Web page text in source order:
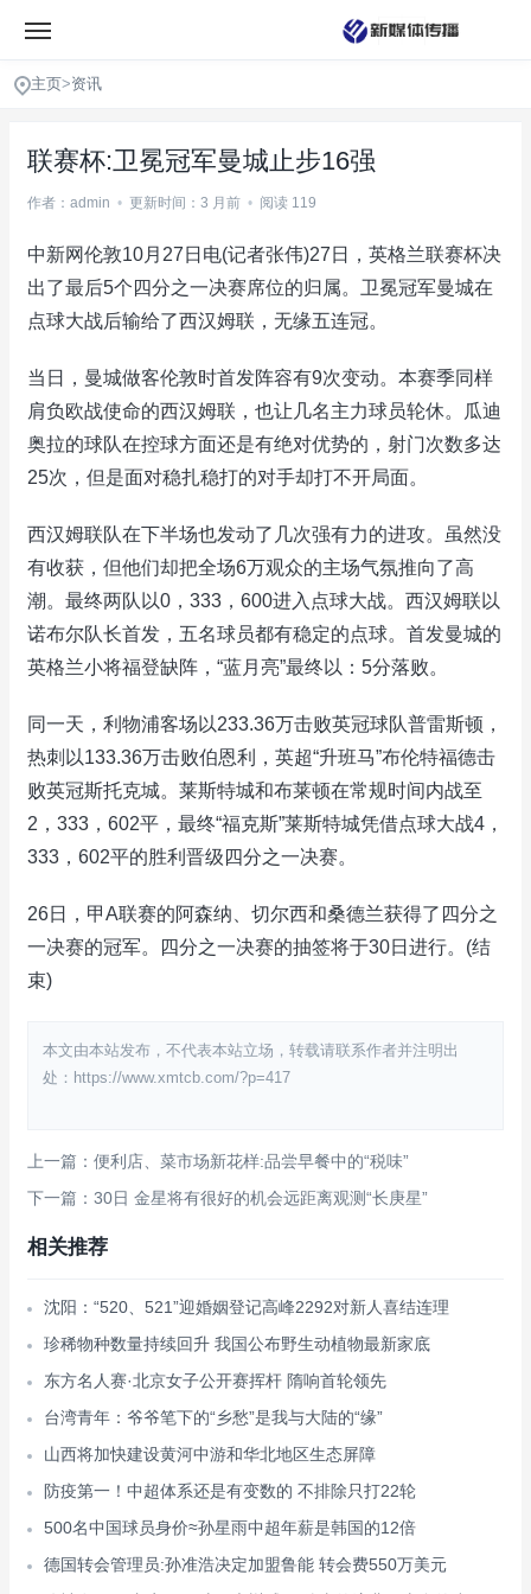
主页>资讯
联赛杯:卫冕冠军曼城止步16强
作者：admin • 更新时间：3 月前 • 阅读 119
中新网伦敦10月27日电(记者张伟)27日，英格兰联赛杯决
出了最后5个四分之一决赛席位的归属。卫冕冠军曼城在
点球大战后输给了西汉姆联，无缘五连冠。
当日，曼城做客伦敦时首发阵容有9次变动。本赛季同样
肩负欧战使命的西汉姆联，也让几名主力球员轮休。瓜迪
奥拉的球队在控球方面还是有绝对优势的，射门次数多达
25次，但是面对稳扎稳打的对手却打不开局面。
西汉姆联队在下半场也发动了几次强有力的进攻。虽然没
有收获，但他们却把全场6万观众的主场气氛推向了高
潮。最终两队以0，333，600进入点球大战。西汉姆联以
诺布尔队长首发，五名球员都有稳定的点球。首发曼城的
英格兰小将福登缺阵，“蓝月亮”最终以：5分落败。
同一天，利物浦客场以233.36万击败英冠球队普雷斯顿，
热刺以133.36万击败伯恩利，英超“升班马”布伦特福德击
败英冠斯托克城。莱斯特城和布莱顿在常规时间内战至
2，333，602平，最终“福克斯”莱斯特城凭借点球大战4，
333，602平的胜利晋级四分之一决赛。
26日，甲A联赛的阿森纳、切尔西和桑德兰获得了四分之
一决赛的冠军。四分之一决赛的抽签将于30日进行。(结
束)
本文由本站发布，不代表本站立场，转载请联系作者并注明出
处：https://www.xmtcb.com/?p=417
上一篇：便利店、菜市场新花样:品尝早餐中的“税味”
下一篇：30日 金星将有很好的机会远距离观测“长庚星”
相关推荐
沈阳：“520、521”迎婚姻登记高峰2292对新人喜结连理
珍稀物种数量持续回升 我国公布野生动植物最新家底
东方名人赛·北京女子公开赛挥杆 隋响首轮领先
台湾青年：爷爷笔下的“乡愁”是我与大陆的“缘”
山西将加快建设黄河中游和华北地区生态屏障
防疫第一！中超体系还是有变数的 不排除只打22轮
500名中国球员身价≈孙星雨中超年薪是韩国的12倍
德国转会管理员:孙准浩决定加盟鲁能 转会费550万美元